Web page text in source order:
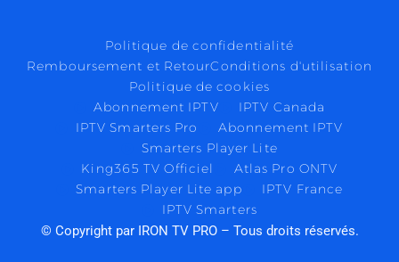
Politique de confidentialité
Remboursement et RetourConditions d'utilisation
Politique de cookies
Abonnement IPTV
IPTV Canada
IPTV Smarters Pro
Abonnement IPTV
Smarters Player Lite
King365 TV Officiel
Atlas Pro ONTV
Smarters Player Lite app
IPTV France
IPTV Smarters
© Copyright par IRON TV PRO – Tous droits réservés.